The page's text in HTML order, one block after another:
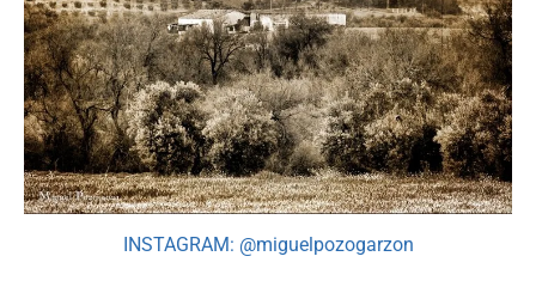
INSTAGRAM: @miguelpozogarzon